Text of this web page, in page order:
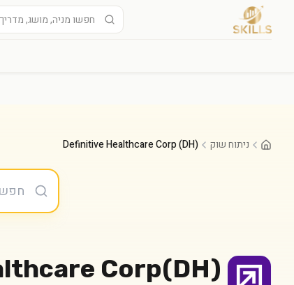
ניתוח שוק Definitive Healthcare Corp (DH)
Corp(DH)